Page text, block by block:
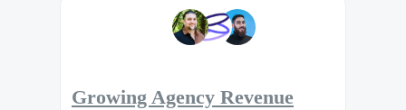
Growing Agency Revenue